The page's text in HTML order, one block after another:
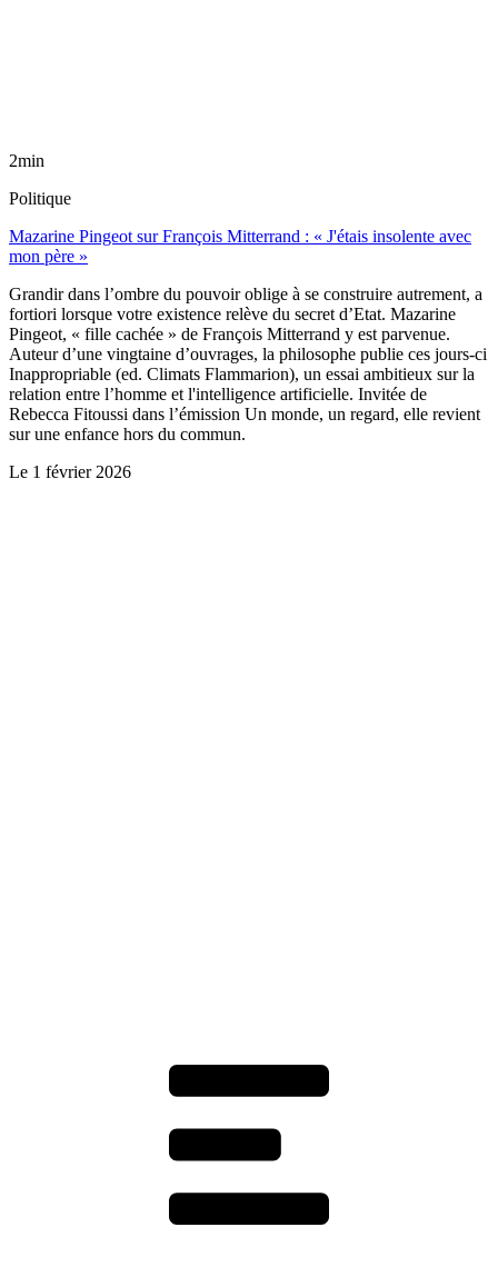
2min
Politique
Mazarine Pingeot sur François Mitterrand : « J'étais insolente avec
mon père »
Grandir dans l’ombre du pouvoir oblige à se construire autrement, a
fortiori lorsque votre existence relève du secret d’Etat. Mazarine
Pingeot, « fille cachée » de François Mitterrand y est parvenue.
Auteur d’une vingtaine d’ouvrages, la philosophe publie ces jours-ci
Inappropriable (ed. Climats Flammarion), un essai ambitieux sur la
relation entre l’homme et l'intelligence artificielle. Invitée de
Rebecca Fitoussi dans l’émission Un monde, un regard, elle revient
sur une enfance hors du commun.
Le 1 février 2026